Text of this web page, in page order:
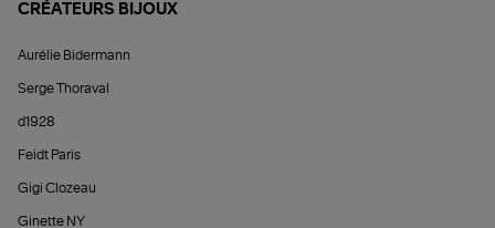
CRÉATEURS BIJOUX
Aurélie Bidermann
Serge Thoraval
d1928
Feidt Paris
Gigi Clozeau
Ginette NY